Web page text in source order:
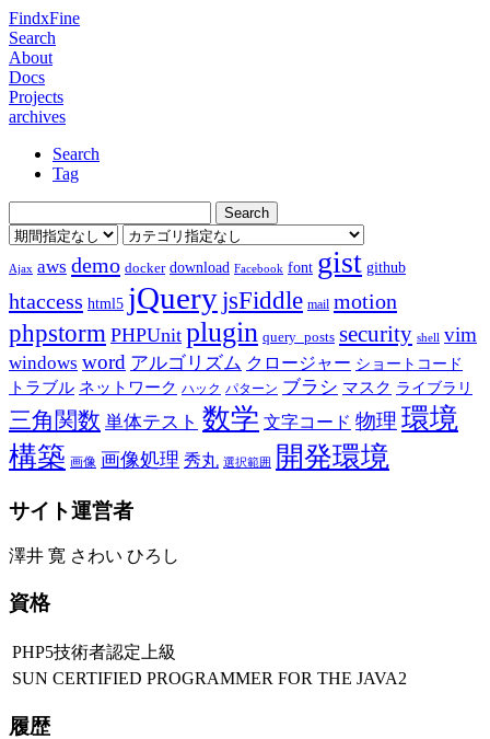
FindxFine
Search
About
Docs
Projects
archives
Search
Tag
Ajax aws demo docker download Facebook font gist github
htaccess html5 jQuery jsFiddle mail motion
phpstorm PHPUnit plugin query_posts security shell vim
windows word アルゴリズム クロージャー ショートコード
トラブル ネットワーク ハック パターン ブラシ マスク ライブラリ
三角関数 単体テスト 数学 文字コード 物理 環境
構築 画像 画像処理 秀丸 選択範囲 開発環境
サイト運営者
澤井 寛 さわい ひろし
資格
PHP5技術者認定上級
SUN CERTIFIED PROGRAMMER FOR THE JAVA2
履歴